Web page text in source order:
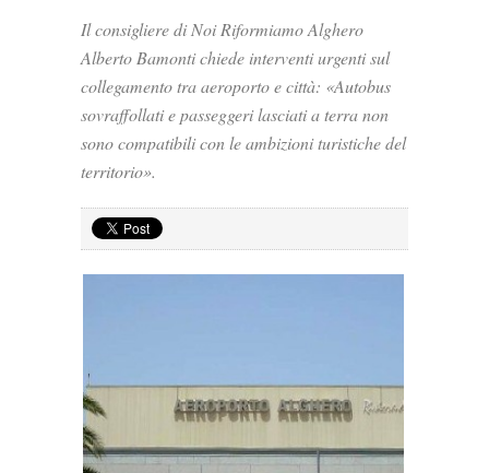
Il consigliere di Noi Riformiamo Alghero
Alberto Bamonti chiede interventi urgenti sul
collegamento tra aeroporto e città: «Autobus
sovraffollati e passeggeri lasciati a terra non
sono compatibili con le ambizioni turistiche del
territorio».